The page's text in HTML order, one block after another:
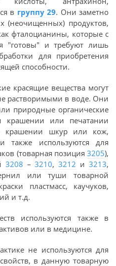
в группу 29. Они заметно
(неочищенных) продуктов,
фталоцианины, которые с
"готовы" и требуют лишь
для приобретения
способности.
красящие вещества могут
растворимыми в воде. Они
природные органические
крашении или печатании
крашении шкур или кож,
также используются для
(товарная позиция 3205),
3208 –3210,3212 и 3213,
или туши товарной
пластмасс, каучуков,
и т.д.
используются также в
или в медицине.
не используются для
в данную товарную